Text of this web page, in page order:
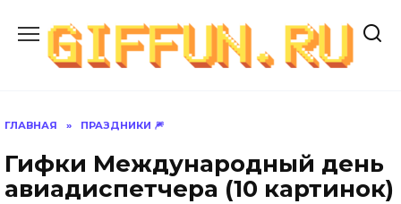
содержанию
ГЛАВНАЯ » ПРАЗДНИКИ 🎆
Гифки Международный день
авиадиспетчера (10 картинок)